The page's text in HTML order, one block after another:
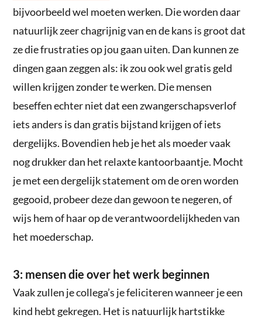
bijvoorbeeld wel moeten werken. Die worden daar
natuurlijk zeer chagrijnig van en de kans is groot dat
ze die frustraties op jou gaan uiten. Dan kunnen ze
dingen gaan zeggen als: ik zou ook wel gratis geld
willen krijgen zonder te werken. Die mensen
beseffen echter niet dat een zwangerschapsverlof
iets anders is dan gratis bijstand krijgen of iets
dergelijks. Bovendien heb je het als moeder vaak
nog drukker dan het relaxte kantoorbaantje. Mocht
je met een dergelijk statement om de oren worden
gegooid, probeer deze dan gewoon te negeren, of
wijs hem of haar op de verantwoordelijkheden van
het moederschap.
3: mensen die over het werk beginnen
Vaak zullen je collega’s je feliciteren wanneer je een
kind hebt gekregen. Het is natuurlijk hartstikke